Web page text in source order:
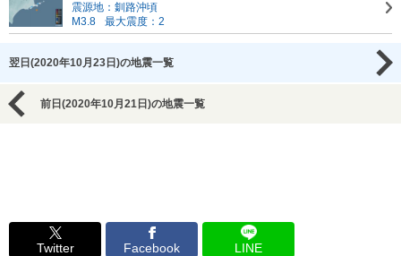
震源地：釧路沖頃
M3.8
最大震度：2
翌日(2020年10月23日)の地震一覧
前日(2020年10月21日)の地震一覧
Twitter Facebook LINE